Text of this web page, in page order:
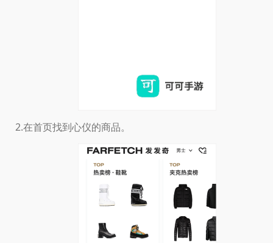
2.在首页找到心仪的商品。